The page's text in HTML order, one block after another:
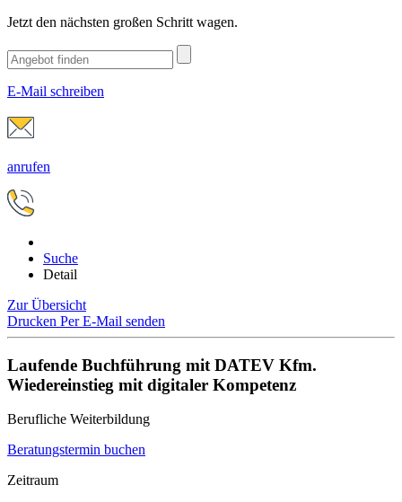
Jetzt den nächsten großen Schritt wagen.
E-Mail schreiben
anrufen
Suche
Detail
Zur Übersicht
Drucken Per E-Mail senden
Laufende Buchführung mit DATEV Kfm.
Wiedereinstieg mit digitaler Kompetenz
Berufliche Weiterbildung
Beratungstermin buchen
Zeitraum